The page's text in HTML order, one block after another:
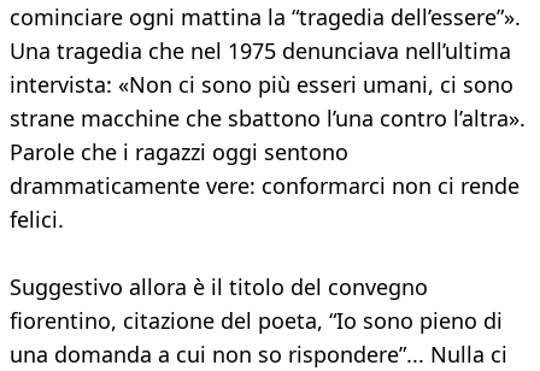
cominciare ogni mattina la “tragedia dell’essere”».
Una tragedia che nel 1975 denunciava nell’ultima
intervista: «Non ci sono più esseri umani, ci sono
strane macchine che sbattono l’una contro l’altra».
Parole che i ragazzi oggi sentono
drammaticamente vere: conformarci non ci rende
felici.
Suggestivo allora è il titolo del convegno
fiorentino, citazione del poeta, “Io sono pieno di
una domanda a cui non so rispondere”... Nulla ci